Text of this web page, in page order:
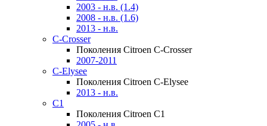
2003 - н.в. (1.4)
2008 - н.в. (1.6)
2013 - н.в.
C-Crosser
Поколения Citroen C-Crosser
2007-2011
C-Elysee
Поколения Citroen C-Elysee
2013 - н.в.
C1
Поколения Citroen C1